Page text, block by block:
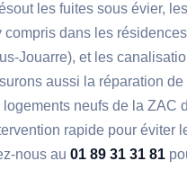
les fuites sous évier,
compris dans les
Jouarre), et les
aussi la réparation
logements neufs de la ZAC
rapide pour éviter
nous au01 89 31 31 81